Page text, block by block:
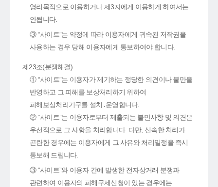
영리목적으로 이용하거나 제3자에게 이용하게 하여서는
안됩니다.
③ “사이트”는 약정에 따라 이용자에게 귀속된 저작권을
사용하는 경우 당해 이용자에게 통보하여야 합니다.
제23조(분쟁해결)
① “사이트”는 이용자가 제기하는 정당한 의견이나 불만을
반영하고 그 피해를 보상처리하기 위하여
피해보상처리기구를 설치․운영합니다.
② “사이트”는 이용자로부터 제출되는 불만사항 및 의견은
우선적으로 그 사항을 처리합니다. 다만, 신속한 처리가
곤란한 경우에는 이용자에게 그 사유와 처리일정을 즉시
통보해 드립니다.
③ “사이트”와 이용자 간에 발생한 전자상거래 분쟁과
관련하여 이용자의 피해구제신청이 있는 경우에는